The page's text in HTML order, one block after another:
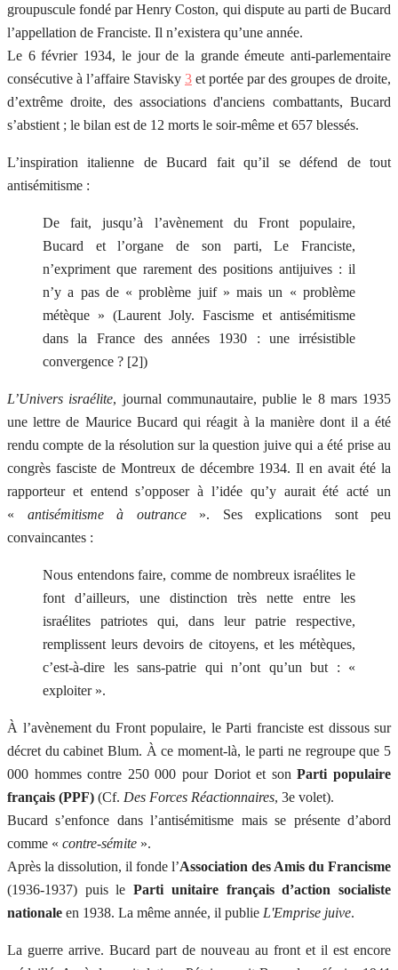
groupuscule fondé par Henry Coston, qui dispute au parti de Bucard
l’appellation de Franciste. Il n’existera qu’une année.
Le 6 février 1934, le jour de la grande émeute anti-parlementaire
consécutive à l’affaire Stavisky 3 et portée par des groupes de droite,
d’extrême droite, des associations d'anciens combattants, Bucard
s’abstient ; le bilan est de 12 morts le soir-même et 657 blessés.
L’inspiration italienne de Bucard fait qu’il se défend de tout
antisémitisme :
De fait, jusqu’à l’avènement du Front populaire,
Bucard et l’organe de son parti, Le Franciste,
n’expriment que rarement des positions antijuives : il
n’y a pas de « problème juif » mais un « problème
métèque » (Laurent Joly. Fascisme et antisémitisme
dans la France des années 1930 : une irrésistible
convergence ? [2])
L’Univers israélite, journal communautaire, publie le 8 mars 1935
une lettre de Maurice Bucard qui réagit à la manière dont il a été
rendu compte de la résolution sur la question juive qui a été prise au
congrès fasciste de Montreux de décembre 1934. Il en avait été la
rapporteur et entend s’opposer à l’idée qu’y aurait été acté un
« antisémitisme à outrance ». Ses explications sont peu
convaincantes :
Nous entendons faire, comme de nombreux israélites le
font d’ailleurs, une distinction très nette entre les
israélites patriotes qui, dans leur patrie respective,
remplissent leurs devoirs de citoyens, et les métèques,
c’est-à-dire les sans-patrie qui n’ont qu’un but : «
exploiter ».
À l’avènement du Front populaire, le Parti franciste est dissous sur
décret du cabinet Blum. À ce moment-là, le parti ne regroupe que 5
000 hommes contre 250 000 pour Doriot et sonParti populaire
français (PPF) (Cf. Des Forces Réactionnaires, 3e volet).
Bucard s’enfonce dans l’antisémitisme mais se présente d’abord
comme « contre-sémite ».
Après la dissolution, il fonde l’Association des Amis du Francisme
(1936-1937) puis leParti unitaire français d’action socialiste
nationale en 1938. La même année, il publie L'Emprise juive.
La guerre arrive. Bucard part de nouveau au front et il est encore